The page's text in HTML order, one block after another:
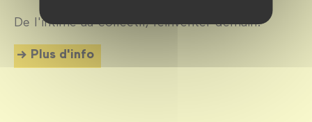
De l'intime au collectif, réinventer demain.
Plus d'info